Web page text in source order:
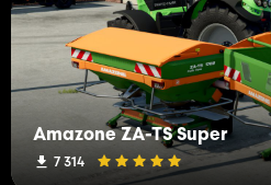
Amazone ZA-TS Super
7 314